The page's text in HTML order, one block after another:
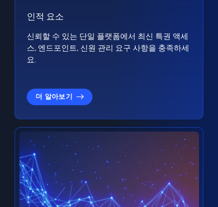
인적 요소
신뢰할 수 있는 단일 플랫폼에서 최신 특권 액세
스, 엔드포인트, 신원 관리 요구 사항을 충족하세
요.
더 알아보기